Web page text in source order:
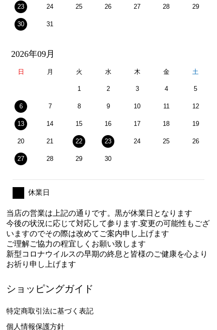
23 24 25 26 27 28 29
30 31
2026年09月
日 月 火 水 木 金 土
1 2 3 4 5
6 7 8 9 10 11 12
13 14 15 16 17 18 19
20 21 22 23 24 25 26
27 28 29 30
休業日
当店の営業は上記の通りです。黒が休業日となります
今後の状況に応じて対応して参ります.変更の可能性もござ
いますのでその際は改めてご案内申し上げます
ご理解ご協力の程宜しくお願い致します
新型コロナウイルスの早期の終息と皆様のご健康を心より
お祈り申し上げます
ショッピングガイド
特定商取引法に基づく表記
個人情報保護方針